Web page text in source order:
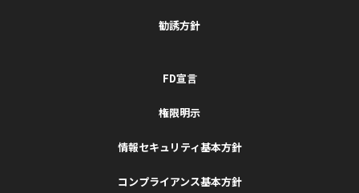
勧誘方針
FD宣言
権限明示
情報セキュリティ基本方針
コンプライアンス基本方針